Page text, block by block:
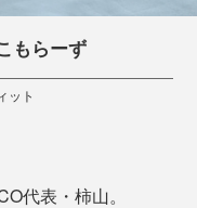
もらーず
ット
代表・柿山。